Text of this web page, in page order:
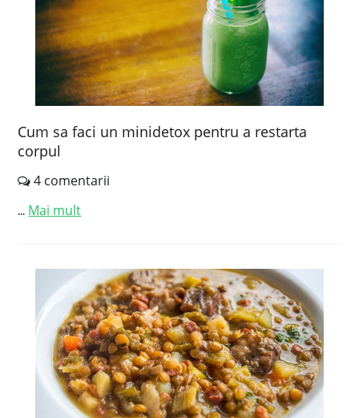
Cum sa faci un minidetox pentru a restarta
corpul
4 comentarii
... Mai mult